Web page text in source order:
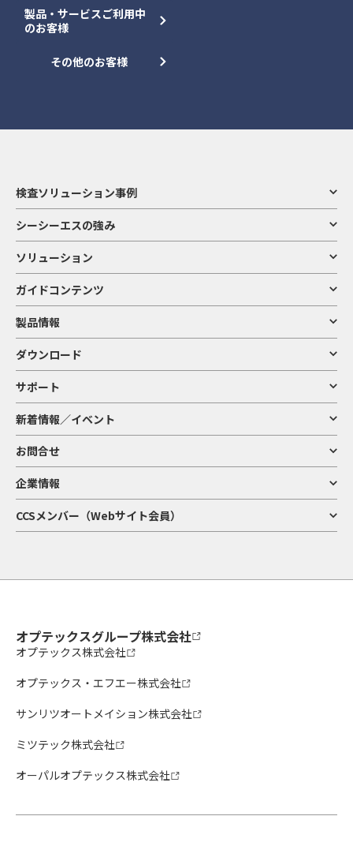
製品・サービスご利用中
のお客様
その他のお客様
検査ソリューション事例
シーシーエスの強み
ソリューション
ガイドコンテンツ
製品情報
ダウンロード
サポート
新着情報／イベント
お問合せ
企業情報
CCSメンバー（Webサイト会員）
オプテックスグループ株式会社
オプテックス株式会社
オプテックス・エフエー株式会社
サンリツオートメイション株式会社
ミツテック株式会社
オーパルオプテックス株式会社